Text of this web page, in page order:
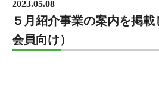
2023.05.08
５月紹介事業の案内を掲
会員向け）